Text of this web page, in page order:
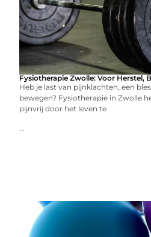
Fysiotherapie Zwolle: Voor Herstel,
Heb je last van pijnklachten, een
bewegen? Fysiotherapie in Zwolle
pijnvrij door het leven te
...